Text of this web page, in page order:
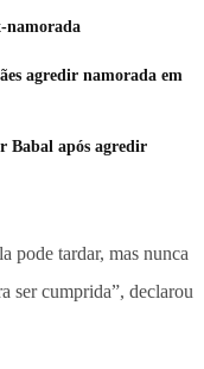
namorada
agredir namorada em
Babal após agredir
pode tardar, mas nunca
ser cumprida”, declarou